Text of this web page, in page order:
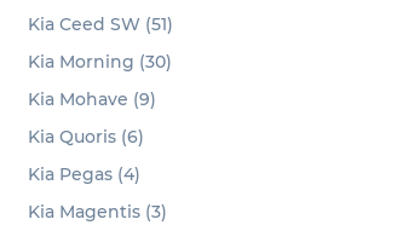
Kia Ceed SW (51)
Kia Morning (30)
Kia Mohave (9)
Kia Quoris (6)
Kia Pegas (4)
Kia Magentis (3)